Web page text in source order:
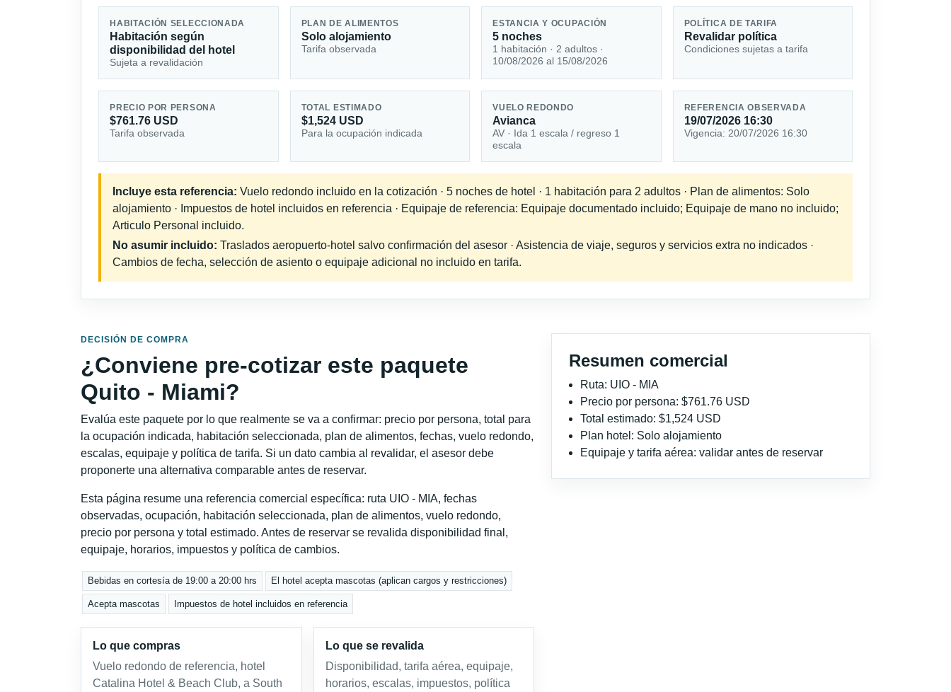
HABITACIÓN SELECCIONADA
Habitación según
disponibilidad del hotel
Sujeta a revalidación
PLAN DE ALIMENTOS
Solo alojamiento
Tarifa observada
ESTANCIA Y OCUPACIÓN
5 noches
1 habitación · 2 adultos ·
10/08/2026 al 15/08/2026
POLÍTICA DE TARIFA
Revalidar política
Condiciones sujetas a tarifa
PRECIO POR PERSONA
$761.76 USD
Tarifa observada
TOTAL ESTIMADO
$1,524 USD
Para la ocupación indicada
VUELO REDONDO
Avianca
AV · Ida 1 escala / regreso 1
escala
REFERENCIA OBSERVADA
19/07/2026 16:30
Vigencia: 20/07/2026 16:30
Incluye esta referencia: Vuelo redondo incluido en la cotización · 5 noches de hotel · 1 habitación para 2 adultos · Plan de alimentos: Solo
alojamiento · Impuestos de hotel incluidos en referencia · Equipaje de referencia: Equipaje documentado incluido; Equipaje de mano no incluido;
Articulo Personal incluido.
No asumir incluido: Traslados aeropuerto-hotel salvo confirmación del asesor · Asistencia de viaje, seguros y servicios extra no indicados ·
Cambios de fecha, selección de asiento o equipaje adicional no incluido en tarifa.
DECISIÓN DE COMPRA
¿Conviene pre-cotizar este paquete
Quito - Miami?
Evalúa este paquete por lo que realmente se va a confirmar: precio por persona, total para
la ocupación indicada, habitación seleccionada, plan de alimentos, fechas, vuelo redondo,
escalas, equipaje y política de tarifa. Si un dato cambia al revalidar, el asesor debe
proponerte una alternativa comparable antes de reservar.
Esta página resume una referencia comercial específica: ruta UIO - MIA, fechas
observadas, ocupación, habitación seleccionada, plan de alimentos, vuelo redondo,
precio por persona y total estimado. Antes de reservar se revalida disponibilidad final,
equipaje, horarios, impuestos y política de cambios.
Bebidas en cortesía de 19:00 a 20:00 hrs El hotel acepta mascotas (aplican cargos y restricciones)
Acepta mascotas Impuestos de hotel incluidos en referencia
Lo que compras
Vuelo redondo de referencia, hotel
Catalina Hotel & Beach Club, a South
Lo que se revalida
Disponibilidad, tarifa aérea, equipaje,
horarios, escalas, impuestos, política
Resumen comercial
Ruta: UIO - MIA
Precio por persona: $761.76 USD
Total estimado: $1,524 USD
Plan hotel: Solo alojamiento
Equipaje y tarifa aérea: validar antes de reservar